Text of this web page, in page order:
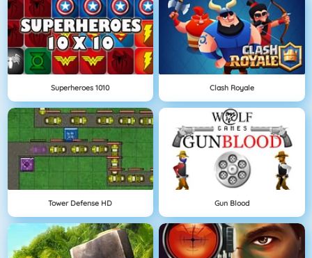
Superheroes 1010 Clash Royale
Tower Defense HD Gun Blood